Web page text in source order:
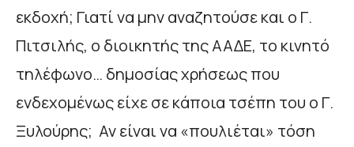
εκδοχή; Γιατί να μην αναζητούσε και ο Γ.
Πιτσιλής, ο διοικητής της ΑΑΔΕ, το κινητό
τηλέφωνο… δημοσίας χρήσεως που
ενδεχομένως είχε σε κάποια τσέπη του ο Γ.
Ξυλούρης; Αν είναι να «πουλιέται» τόση